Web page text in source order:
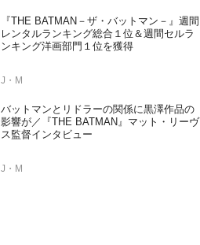
『THE BATMAN－ザ・バットマン－』週間
レンタルランキング総合１位＆週間セルラ
ンキング洋画部門１位を獲得
J・M
バットマンとリドラーの関係に黒澤作品の
影響が／『THE BATMAN』マット・リーヴ
ス監督インタビュー
J・M